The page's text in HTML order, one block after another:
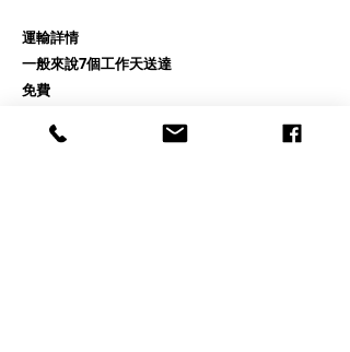
運輸詳情
一般來說7個工作天送達
免費
Delivery detail